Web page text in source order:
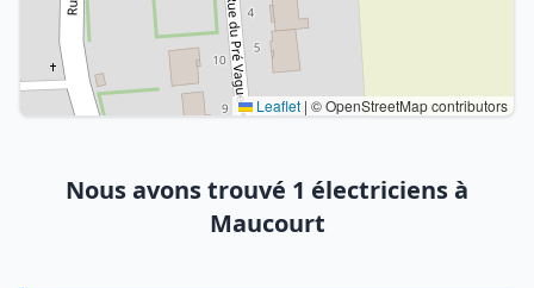
Leaflet | © OpenStreetMap contributors
Nous avons trouvé 1 électriciens à
Maucourt